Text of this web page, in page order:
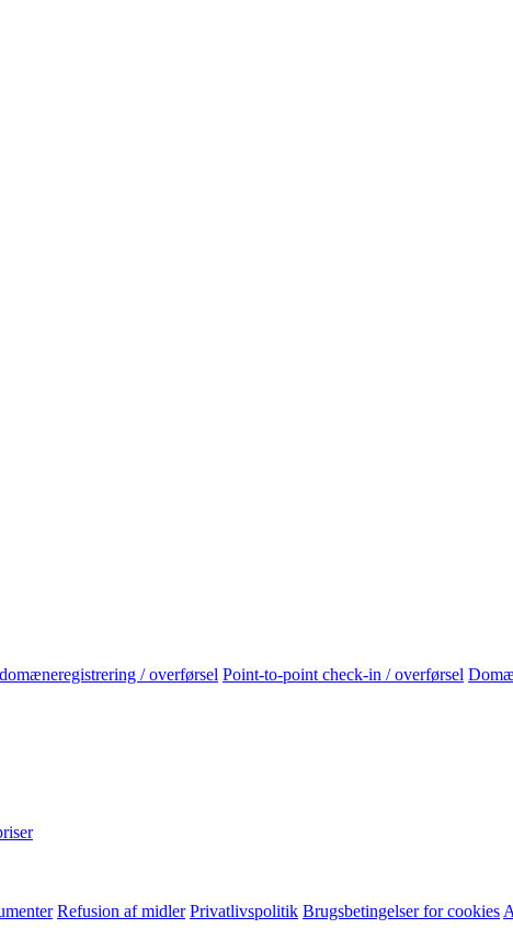
/ overførsel Point-to-point check-in / overførsel
Refusion af midler Privatlivspolitik Brugsbetingelser for cookies